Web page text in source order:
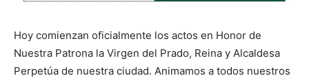
Hoy comienzan oficialmente los actos en Honor de
Nuestra Patrona la Virgen del Prado, Reina y Alcaldesa
Perpetúa de nuestra ciudad. Animamos a todos nuestros